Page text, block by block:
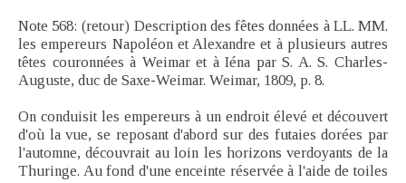
Note 568: (retour) Description des fêtes données à LL. MM.
les empereurs Napoléon et Alexandre et à plusieurs autres
têtes couronnées à Weimar et à Iéna par S. A. S. Charles-
Auguste, duc de Saxe-Weimar. Weimar, 1809, p. 8.
On conduisit les empereurs à un endroit élevé et découvert
d'où la vue, se reposant d'abord sur des futaies dorées par
l'automne, découvrait au loin les horizons verdoyants de la
Thuringe. Au fond d'une enceinte réservée à l'aide de toiles